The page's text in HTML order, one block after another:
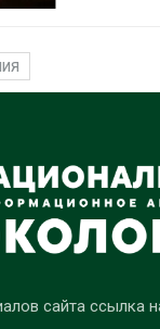
сайта ссылка